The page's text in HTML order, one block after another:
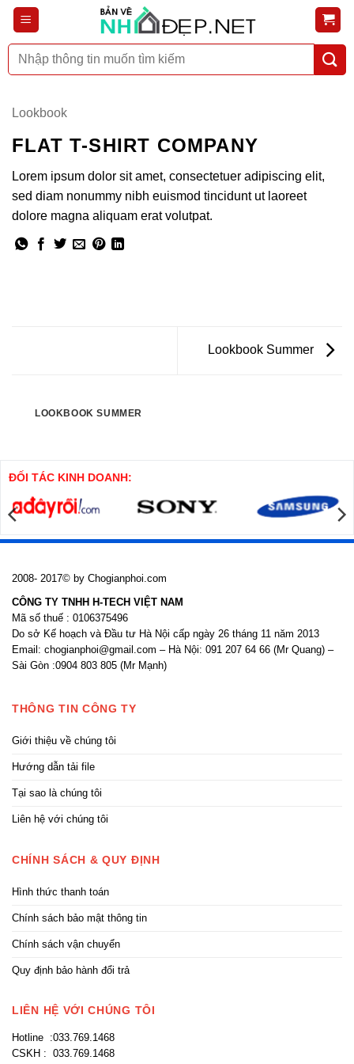
Bỏ
qua
nộiTìm
kiếm:
Lookbook
FLAT T-SHIRT COMPANY
Lorem ipsum dolor sit amet, consectetuer adipiscing elit,
sed diam nonummy nibh euismod tincidunt ut laoreet
dolore magna aliquam erat volutpat.
Lookbook Summer
LOOKBOOK SUMMER
ĐỐI TÁC KINH DOANH:
2008- 2017© by Chogianphoi.com
CÔNG TY TNHH H-TECH VIỆT NAM
Mã số thuế : 0106375496
Do sở Kế hoạch và Đầu tư Hà Nội cấp ngày 26 tháng 11 năm 2013
Email: chogianphoi@gmail.com – Hà Nội: 091 207 64 66 (Mr Quang) –
Sài Gòn :0904 803 805 (Mr Mạnh)
THÔNG TIN CÔNG TY
Giới thiệu về chúng tôi
Hướng dẫn tải file
Tại sao là chúng tôi
Liên hệ với chúng tôi
CHÍNH SÁCH & QUY ĐỊNH
Hình thức thanh toán
Chính sách bảo mật thông tin
Chính sách vận chuyển
Quy định bảo hành đổi trả
LIÊN HỆ VỚI CHÚNG TÔI
Hotline :033.769.1468
CSKH : 033.769.1468